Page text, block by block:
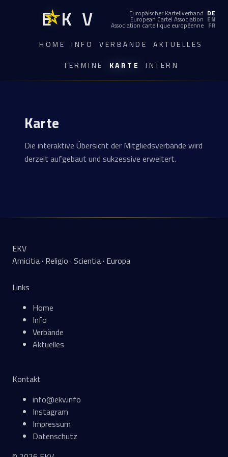
EKV Europäischer Kartellverband DE
European Cartel Association EN
Association cartellique européenne FR
HOME INFO VERBÄNDE
AKTUELLES
TERMINE
KARTE INTERN
Karte
Die interaktive Übersicht der Mitgliedsverbände wird
derzeit aufgebaut und sukzessive erweitert.
EKV
Amicitia · Religio · Scientia · Europa
Links
Home
Info
Verbände
Aktuelles
Kontakt
info@ekv.info
Instagram
Impressum
Datenschutz